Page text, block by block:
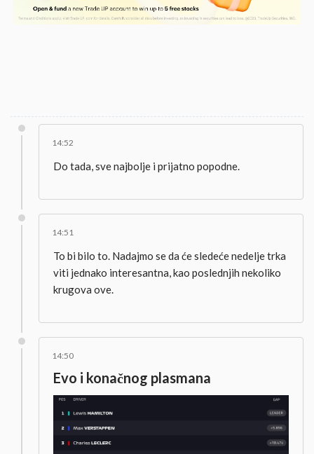
14:52
Do tada, sve najbolje i prijatno popodne.
14:51
To bi bilo to. Nadajmo se da će sledeće nedelje trka
viti jednako interesantna, kao poslednjih nekoliko
krugova ove.
14:50
Evo i konačnog plasmana